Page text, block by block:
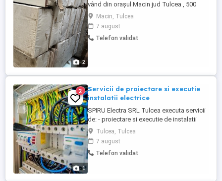
2
vând din orașul Macin jud Tulcea , 500
Ron dimensiuni 30 20
Macin, Tulcea
7 august
Telefon validat
1
2
Servicii de proiectare si executie
instalatii electrice
SPIRU Electra SRL Tulcea executa servicii
de: - proiectare si executie de instalatii
electrice de JT, MT si IT (de joasa, medie
si inalta tensiune); - executare si
modernizare retele de iluminat public; -
consultanta, proiectare si intocmire
Tulcea, Tulcea
7 august
Telefon validat